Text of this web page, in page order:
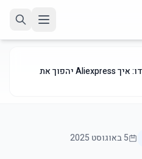
אלי אקספרס - מהפכת האבוקדו: איך Aliexpress יהפוך את
5 באוגוסט 2025